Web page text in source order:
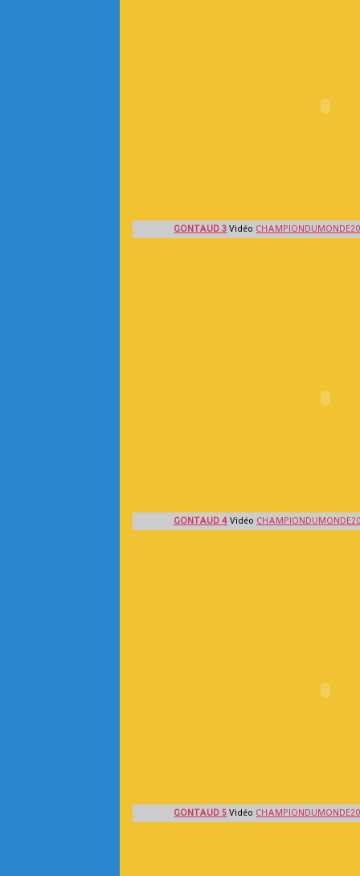
GONTAUD 3 Vidéo
GONTAUD 4Vidéo
GONTAUD 5 Vidéo